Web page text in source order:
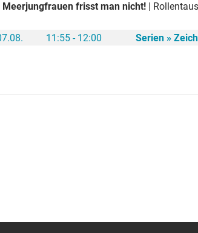
Meerjungfrauen frisst man nicht! |
11:55 - 12:00 Serien »